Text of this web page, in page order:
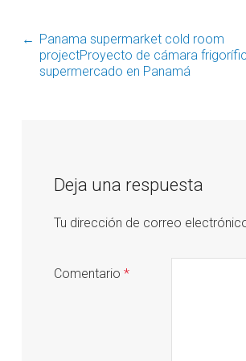
Post
← Panama supermarket cold room
projectProyecto de cámara
supermercado en Panamá
Deja una respuesta
Tu dirección de correo
Comentario *